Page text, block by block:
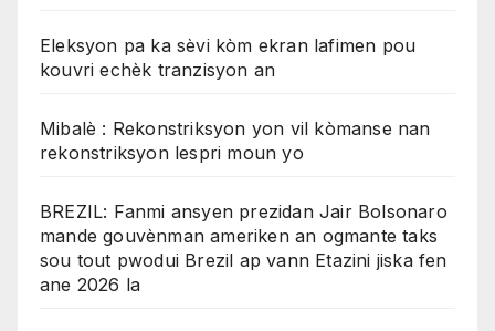
Eleksyon pa ka sèvi kòm ekran lafimen pou
kouvri echèk tranzisyon an
Mibalè : Rekonstriksyon yon vil kòmanse nan
rekonstriksyon lespri moun yo
BREZIL: Fanmi ansyen prezidan Jair Bolsonaro
mande gouvènman ameriken an ogmante taks
sou tout pwodui Brezil ap vann Etazini jiska fen
ane 2026 la